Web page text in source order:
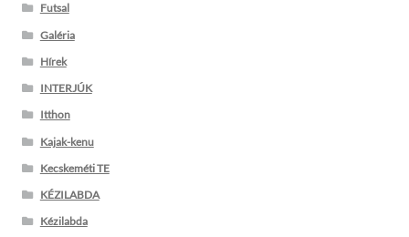
Futsal
Galéria
Hírek
INTERJÚK
Itthon
Kajak-kenu
Kecskeméti TE
KÉZILABDA
Kézilabda